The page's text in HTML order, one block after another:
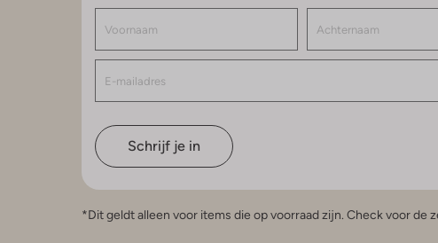
Schrijf je in
*Dit geldt alleen voor items die op voorraad zijn. Check voor